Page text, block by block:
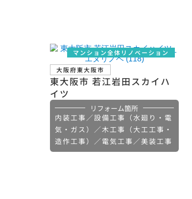
マンション全体リノベーション
大阪府東大阪市
東大阪市 若江岩田スカイハ
イツ
リフォーム箇所
内装工事／設備工事（水廻り・電
気・ガス）／木工事（大工工事・
造作工事）／電気工事／美装工事